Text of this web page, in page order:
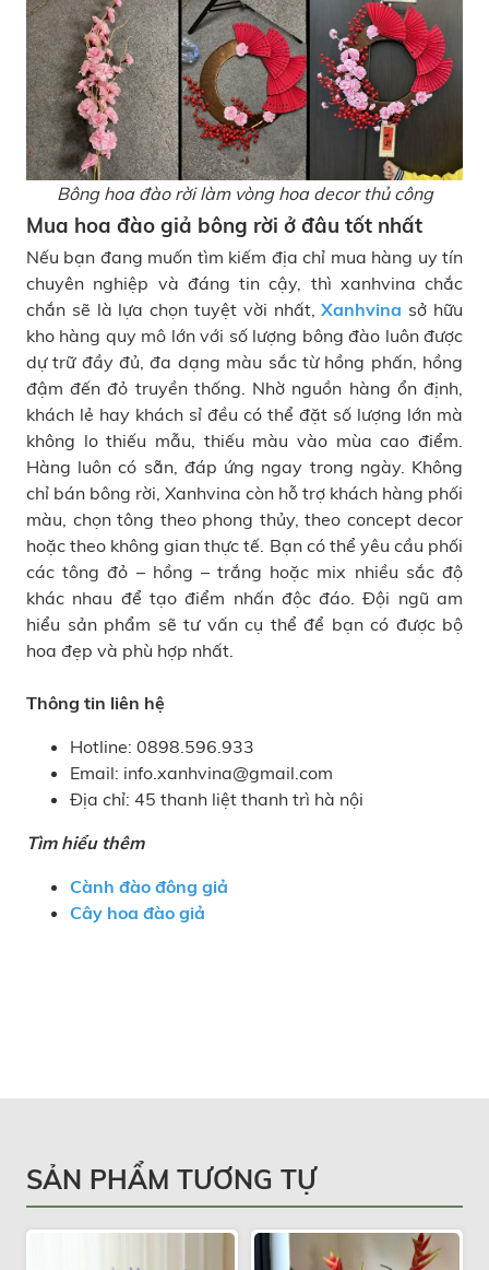
Bông hoa đào rời làm vòng hoa decor thủ công
Mua hoa đào giả bông rời ở đâu tốt nhất
Nếu bạn đang muốn tìm kiếm địa chỉ mua hàng uy tín
chuyên nghiệp và đáng tin cậy, thì xanhvina chắc
chắn sẽ là lựa chọn tuyệt vời nhất,Xanhvina sở hữu
kho hàng quy mô lớn với số lượng bông đào luôn được
dự trữ đầy đủ, đa dạng màu sắc từ hồng phấn, hồng
đậm đến đỏ truyền thống. Nhờ nguồn hàng ổn định,
khách lẻ hay khách sỉ đều có thể đặt số lượng lớn mà
không lo thiếu mẫu, thiếu màu vào mùa cao điểm.
Hàng luôn có sẵn, đáp ứng ngay trong ngày. Không
chỉ bán bông rời, Xanhvina còn hỗ trợ khách hàng phối
màu, chọn tông theo phong thủy, theo concept decor
hoặc theo không gian thực tế. Bạn có thể yêu cầu phối
các tông đỏ – hồng – trắng hoặc mix nhiều sắc độ
khác nhau để tạo điểm nhấn độc đáo. Đội ngũ am
hiểu sản phẩm sẽ tư vấn cụ thể để bạn có được bộ
hoa đẹp và phù hợp nhất.
Thông tin liên hệ
Hotline: 0898.596.933
Email: info.xanhvina@gmail.com
Địa chỉ: 45 thanh liệt thanh trì hà nội
Tìm hiểu thêm
Cành đào đông giả
Cây hoa đào giả
SẢN PHẨM TƯƠNG TỰ